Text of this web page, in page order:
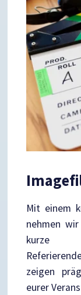
Mit einem
nehmen
kurze
zeigen
eurer